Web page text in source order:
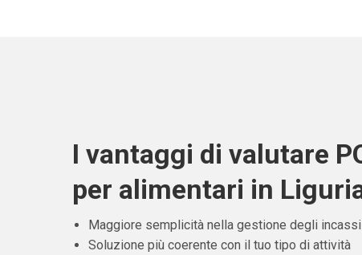
I vantaggi di valutare
per alimentari in
Maggiore semplicità nella gestione degli incassi
Soluzione più coerente con il tuo tipo di attività